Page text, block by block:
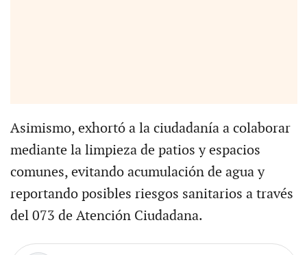
Asimismo, exhortó a la ciudadanía a colaborar
mediante la limpieza de patios y espacios
comunes, evitando acumulación de agua y
reportando posibles riesgos sanitarios a través
del 073 de Atención Ciudadana.